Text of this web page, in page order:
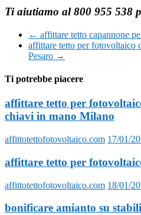
Ti aiutiamo al 800 955 538
← affittare tetto capannone
affittare tetto per fotovoltaico
Pesaro →
Ti potrebbe piacere
affittare tetto per
chiavi in mano Milano
affittotettofotovoltaico.com 17/01/
affittare tetto per
affittotettofotovoltaico.com 18/01/
bonificare amianto su